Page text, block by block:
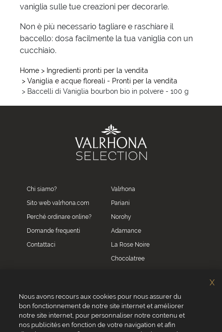
vaniglia sulle tue creazioni per decorarle.
Non è più necessario tagliare e raschiare il
baccello: dosa facilmente la tua vaniglia con un
cucchiaio.
Home > Ingredienti pronti per la vendita
> Vaniglia e acque floreali - Pronti per la vendita
> Baccelli di Vaniglia bourbon bio in polvere - 100 g
Chi siamo?
Sito web valrhona.com
Perché ordinare online?
Domande frequenti
Contattaci
Valrhona
Pariani
Norohy
Adamance
La Rose Noire
Chocolatree
Servizio clienti
0039 02 82 94 01 46
Nous avons recours aux cookies pour nous assurer du
bon fonctionnement de notre site internet et améliorer
notre site internet, pour personnaliser notre contenu et
nos publicités en fonction de votre navigation et afin
X